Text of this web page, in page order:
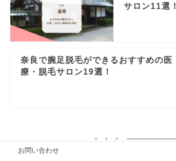
サロン11選！
奈良で腕足脱毛ができるおすすめの医
療・脱毛サロン19選！
お問い合わせ